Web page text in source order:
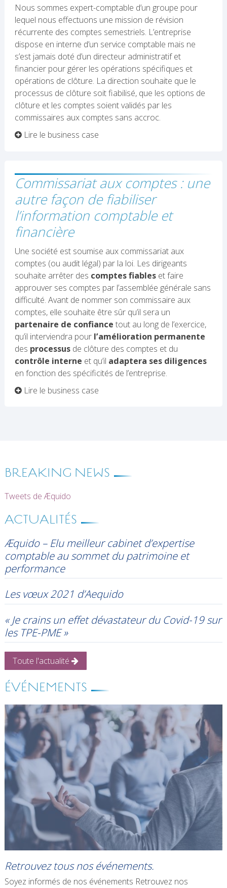
Nous sommes expert-comptable d’un groupe pour
lequel nous effectuons une mission de révision
récurrente des comptes semestriels. L’entreprise
dispose en interne d’un service comptable mais ne
s’est jamais doté d’un directeur administratif et
financier pour gérer les opérations spécifiques et
opérations de clôture. La direction souhaite que le
processus de clôture soit fiabilisé, que les options de
clôture et les comptes soient validés par les
commissaires aux comptes sans accroc.
Lire le business case
Commissariat aux comptes : une
autre façon de fiabiliser
l’information comptable et
financière
Une société est soumise aux commissariat aux
comptes (ou audit légal) par la loi. Les dirigeants
souhaite arrêter des comptes fiables et faire
approuver ses comptes par l’assemblée générale sans
difficulté. Avant de nommer son commissaire aux
comptes, elle souhaite être sûr qu’il sera un
partenaire de confiancetout au long de l’exercice,
qu’il interviendra pour l’amélioration permanente
des processus de clôture des comptes et du
contrôle interne et qu’il adaptera ses diligences
en fonction des spécificités de l’entreprise.
Lire le business case
BREAKING NEWS
Tweets de Æquido
ACTUALITÉS
Æquido – Elu meilleur cabinet d’expertise
comptable au sommet du patrimoine et
performance
Les vœux 2021 d’Aequido
« Je crains un effet dévastateur du Covid-19 sur
les TPE-PME »
Toute l'actualité
ÉVÉNEMENTS
Retrouvez tous nos événements.
Soyez informés de nos événements Retrouvez nos